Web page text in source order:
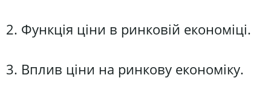
2. Функція ціни в ринковій економіці.
3. Вплив ціни на ринкову економіку.